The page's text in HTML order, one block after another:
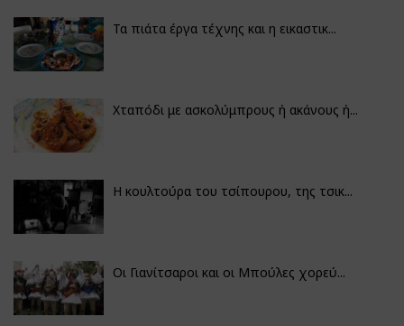
Τα πιάτα έργα τέχνης και η εικαστικ...
Χταπόδι με ασκολύμπρους ή ακάνους ή...
Η κουλτούρα του τσίπουρου, της τσικ...
Οι Γιανίτσαροι και οι Μπούλες χορεύ...